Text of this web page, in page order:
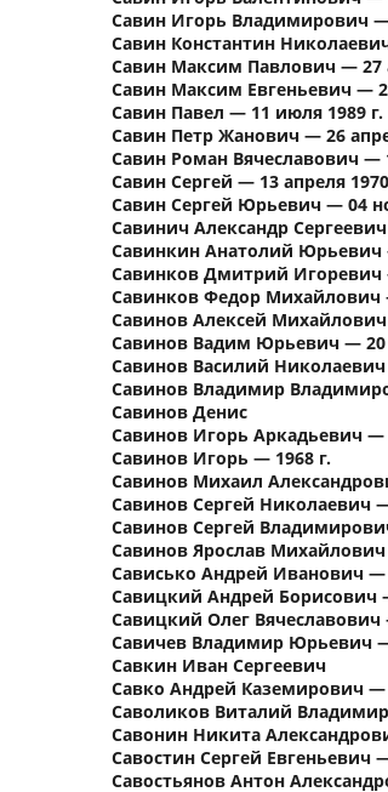
Савин Игорь Владимирович —
Савин Константин
Савин Максим Павлович — 27
Савин Максим Евгеньевич —
Савин Павел — 11 июля 1989 г.
Савин Петр Жанович — 26
Савин Роман Вячеславович —
Савин Сергей — 13 апреля
Савин Сергей Юрьевич — 04
Савинич Александр
Савинкин Анатолий Юрьевич
Савинков Дмитрий Игоревич
Савинков Федор Михайлович
Савинов Алексей Михайлович
Савинов Вадим Юрьевич — 20
Савинов Василий Николаевич
Савинов Владимир
Савинов Денис
Савинов Игорь Аркадьевич —
Савинов Игорь — 1968 г.
Савинов Михаил
Савинов Сергей Николаевич
Савинов Сергей
Савинов Ярослав Михайлович
Сависько Андрей Иванович —
Савицкий Андрей Борисович
Савицкий Олег Вячеславович
Савичев Владимир Юрьевич —
Савкин Иван Сергеевич
Савко Андрей Каземирович —
Саволиков Виталий
Савонин Никита
Савостин Сергей Евгеньевич
Савостьянов Антон